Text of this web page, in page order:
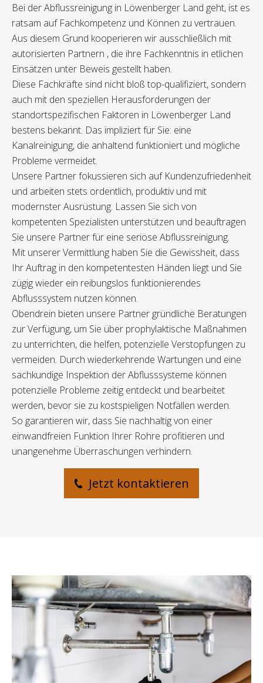
Bei der Abflussreinigung in Löwenberger Land geht, ist es
ratsam auf Fachkompetenz und Können zu vertrauen.
Aus diesem Grund kooperieren wir ausschließlich mit
autorisierten Partnern , die ihre Fachkenntnis in etlichen
Einsätzen unter Beweis gestellt haben.
Diese Fachkräfte sind nicht bloß top-qualifiziert, sondern
auch mit den speziellen Herausforderungen der
standortspezifischen Faktoren in Löwenberger Land
bestens bekannt. Das impliziert für Sie: eine
Kanalreinigung, die anhaltend funktioniert und mögliche
Probleme vermeidet.
Unsere Partner fokussieren sich auf Kundenzufriedenheit
und arbeiten stets ordentlich, produktiv und mit
modernster Ausrüstung. Lassen Sie sich von
kompetenten Spezialisten unterstützen und beauftragen
Sie unsere Partner für eine seriöse Abflussreinigung.
Mit unserer Vermittlung haben Sie die Gewissheit, dass
Ihr Auftrag in den kompetentesten Händen liegt und Sie
zügig wieder ein reibungslos funktionierendes
Abflusssystem nutzen können.
Obendrein bieten unsere Partner gründliche Beratungen
zur Verfügung, um Sie über prophylaktische Maßnahmen
zu unterrichten, die helfen, potenzielle Verstopfungen zu
vermeiden. Durch wiederkehrende Wartungen und eine
sachkundige Inspektion der Abflusssysteme können
potenzielle Probleme zeitig entdeckt und bearbeitet
werden, bevor sie zu kostspieligen Notfällen werden.
So garantieren wir, dass Sie nachhaltig von einer
einwandfreien Funktion Ihrer Rohre profitieren und
unangenehme Überraschungen verhindern.
Jetzt kontaktieren